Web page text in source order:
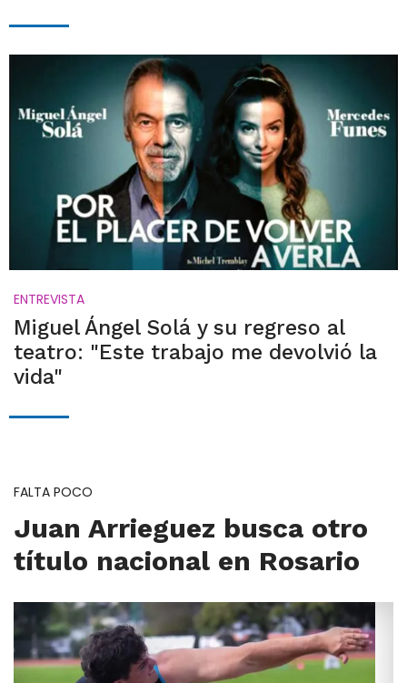
ENTREVISTA
Miguel Ángel Solá y su regreso al
teatro: "Este trabajo me devolvió la
vida"
FALTA POCO
Juan Arrieguez busca otro
título nacional en Rosario